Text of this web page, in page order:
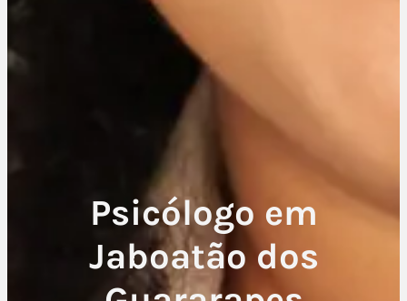
Psicólogo em
Jaboatão dos